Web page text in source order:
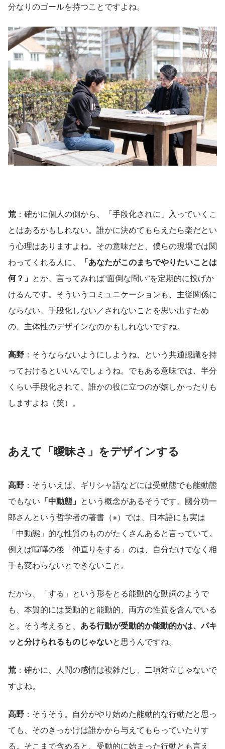
分なりのゴールを持つことですよね。
荒 ：確かに個人の側から、「手段化されに」入っていくこ
とはあるかもしれない。誰かに決めてもらえたら楽だとい
う心理はありますよね。その意味だと、僕らの現場では関
わってくれる人に、
「あなたがこのまちでやりたいことは
何？」 とか、言ってみれば“面倒な問い”を定期的に投げか
けるんです。そういうコミュニケーションも、主従関係に
ならない、手段化しない／されないことを思い出すため
の、主体性のデザインなのかもしれないですね。
高野 ：そうならないようにしようね、という共通認識を持
っておけるといいんでしょうね。でもある意味では、半分
くらい手段化されて、誰かの役に立つのが嬉しかったりも
しますよね（笑）。
あえて「曖昧さ」をデザインする
高野 ：そういえば、ギリシャ語などには受動態でも能動態
でもない 「中動態」 という概念があるそうです。國分功一
郎さんという哲学者の著書（※）では、日本語にも実は
「中動態」的な性質のものがたくさんあると言っていて。
例えば喧嘩の後「仲直りをする」のは、自分だけでなく相
手も変わらないとできないこと。
だから、「する」という形をとる能動的な動詞のようで
も、本質的には受動的と能動的、両方の性質を含んでいる
と。そう考えると、 ある行動が受動的か能動的かは、パキ
ッと分けられるものじゃないと思うんですね。
荒 ：確かに、人間の感情は複雑だし、二項対立じゃないで
すよね。
高野 ：そうそう。自分がやり始めた能動的な行動だと思っ
ても、そのきっかけは誰かから与えてもらっていたりす
る。そこまで含めると、受動的に始まった行動とも言え